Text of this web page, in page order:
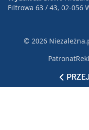
Filtrowa 63 / 43, 02-056
© 2026
Patronat